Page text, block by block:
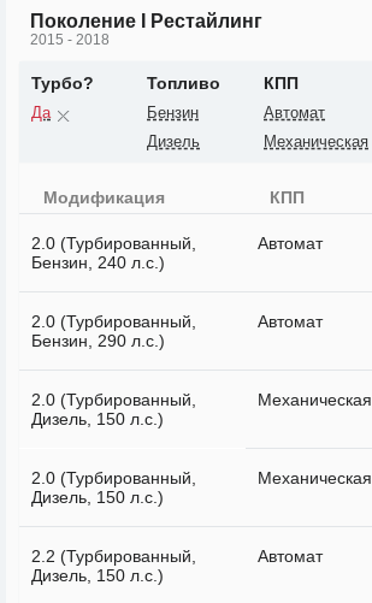
Поколение I Рестайлинг
2015 - 2018
Турбо?
Да
Топливо
Бензин
Дизель
КПП
Автомат
Механическая
Модификация КПП
2.0 (Турбированный,
Бензин, 240 л.с.)
Автомат
2.0 (Турбированный,
Бензин, 290 л.с.)
Автомат
2.0 (Турбированный,
Дизель, 150 л.с.)
Механическая
2.0 (Турбированный,
Дизель, 150 л.с.)
Механическая
2.2 (Турбированный,
Дизель, 150 л.с.)
Автомат